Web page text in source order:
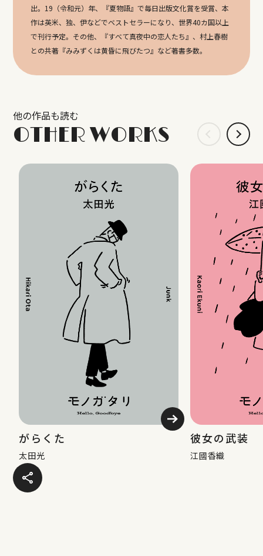
出。19（令和元）年、『夏物語』で毎日出版文化賞を受賞、本
作は英米、独、伊などでベストセラーになり、世界40カ国以上
で刊行予定。その他、『すべて真夜中の恋人たち』、村上春樹
との共著『みみずくは黄昏に飛びたつ』など著書多数。
他の作品も読む
OTHER WORKS
→
がらくた
太田光
彼女の武装
江國香織